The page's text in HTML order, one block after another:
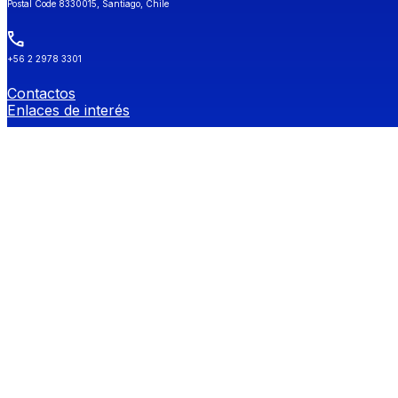
Postal Code 8330015, Santiago, Chile
+56 2 2978 3301
Contactos
Enlaces de interés